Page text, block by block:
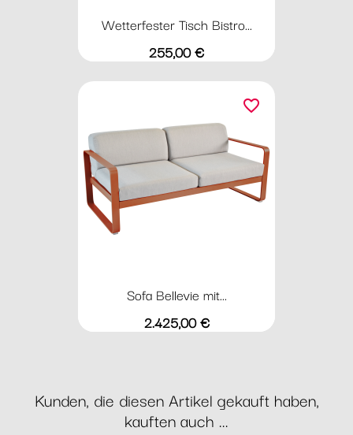
Wetterfester Tisch Bistro...
Preis
255,00 €
Sofa Bellevie mit...
Preis
2.425,00 €
favorite_border
Kunden, die diesen Artikel gekauft haben,
kauften auch ...